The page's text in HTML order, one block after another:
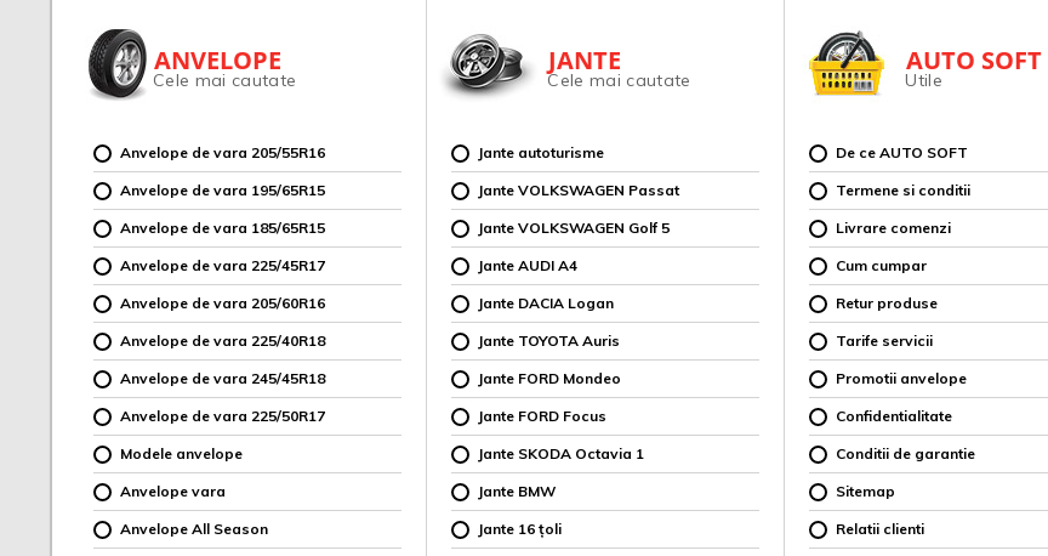
ANVELOPE
Cele mai cautate
Anvelope de vara 205/55R16
Anvelope de vara 195/65R15
Anvelope de vara 185/65R15
Anvelope de vara 225/45R17
Anvelope de vara 205/60R16
Anvelope de vara 225/40R18
Anvelope de vara 245/45R18
Anvelope de vara 225/50R17
Modele anvelope
Anvelope vara
Anvelope All Season
JANTE
Cele mai cautate
Jante autoturisme
Jante VOLKSWAGEN Passat
Jante VOLKSWAGEN Golf 5
Jante AUDI A4
Jante DACIA Logan
Jante TOYOTA Auris
Jante FORD Mondeo
Jante FORD Focus
Jante SKODA Octavia 1
Jante BMW
Jante 16 țoli
AUTO SOFT
Utile
De ce AUTO SOFT
Termene si conditii
Livrare comenzi
Cum cumpar
Retur produse
Tarife servicii
Promotii anvelope
Confidentialitate
Conditii de garantie
Sitemap
Relatii clienti